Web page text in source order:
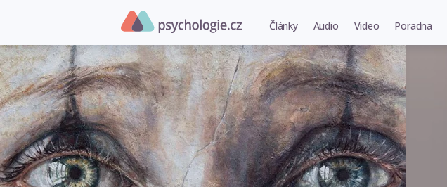
Články Audio Video Poradna